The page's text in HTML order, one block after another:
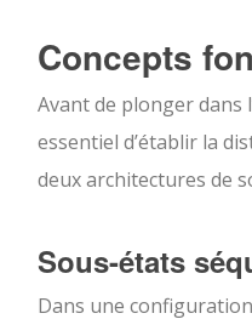
Concepts
Avant de plonger dans
essentiel d’établir la
deux architectures de
Sous-états
Dans une